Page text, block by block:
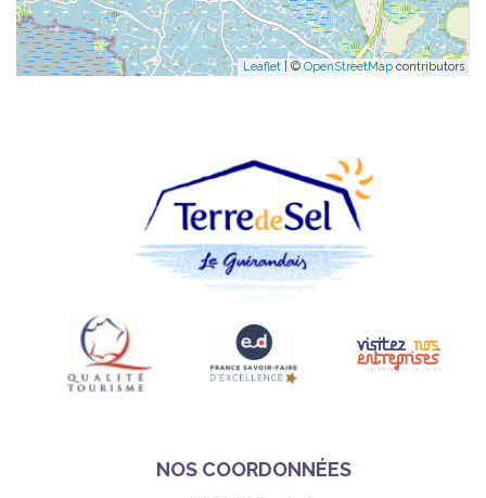
Leaflet | © OpenStreetMapcontributors
NOS COORDONNÉES